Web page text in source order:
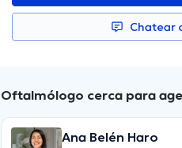
Chatear
Oftalmólogo cerca para
Ana Belén Haro